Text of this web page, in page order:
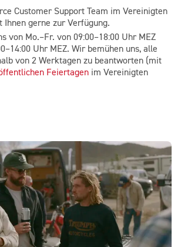
Customer Support Team im Vereinigten
Ihnen gerne zur Verfügung.
von Mo.–Fr. von 09:00–18:00 Uhr MEZ
Uhr MEZ. Wir bemühen uns, alle
von 2 Werktagen zu beantworten (mit
Feiertagen im Vereinigten